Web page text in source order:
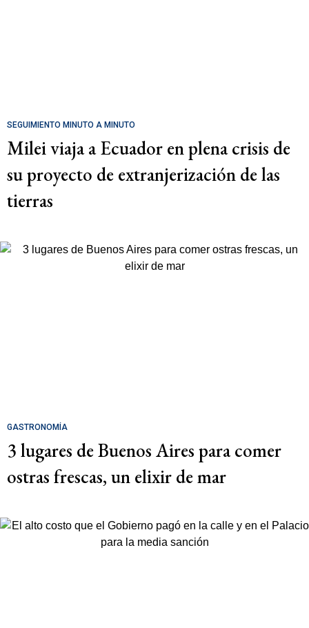
SEGUIMIENTO MINUTO A MINUTO
Milei viaja a Ecuador en plena crisis de
su proyecto de extranjerización de las
tierras
GASTRONOMÍA
3 lugares de Buenos Aires para comer
ostras frescas, un elixir de mar